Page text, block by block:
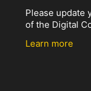
Please update
of the Digital
Learn more